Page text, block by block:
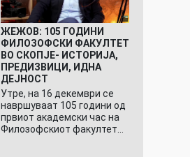
ЖЕЖОВ: 105 ГОДИНИ
ФИЛОЗОФСКИ ФАКУЛТЕТ
ВО СКОПЈЕ- ИСТОРИЈА,
ПРЕДИЗВИЦИ, ИДНА
ДЕЈНОСТ
Утре, на 16 декември се
навршуваат 105 години од
првиот академски час на
Филозофскиот факултет…